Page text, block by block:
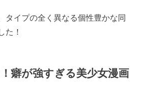
タイプの全く異なる個性豊かな同
た！
癖が強すぎる美少女漫画